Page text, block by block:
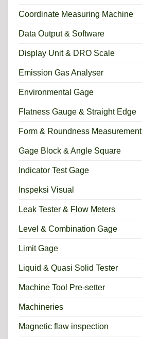
Coordinate Measuring Machine
Data Output & Software
Display Unit & DRO Scale
Emission Gas Analyser
Environmental Gage
Flatness Gauge & Straight Edge
Form & Roundness Measurement
Gage Block & Angle Square
Indicator Test Gage
Inspeksi Visual
Leak Tester & Flow Meters
Level & Combination Gage
Limit Gage
Liquid & Quasi Solid Tester
Machine Tool Pre-setter
Machineries
Magnetic flaw inspection